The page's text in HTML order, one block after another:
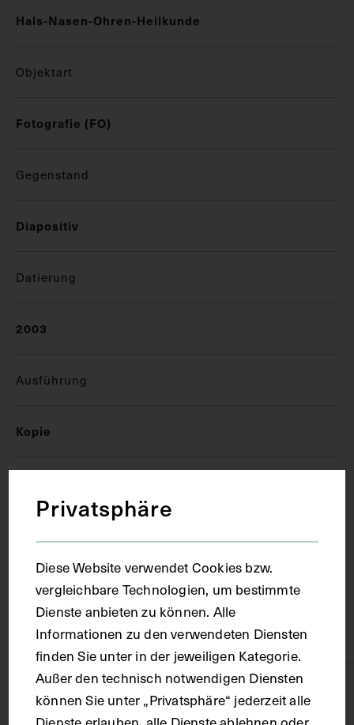
Hals-Nasen-Ohren-Heilkunde
Objektart
Fotografie (FO)
Gegenstand
Diapositiv
Datierung
2003
Ausführung
Kopie
Material
Polyester/Zellulose
Technik
Privatsphäre
Diese Website verwendet Cookies bzw.
vergleichbare Technologien, um bestimmte
Dienste anbieten zu können. Alle
Informationen zu den verwendeten Diensten
finden Sie unter in der jeweiligen Kategorie.
Außer den technisch notwendigen Diensten
können Sie unter „Privatsphäre“ jederzeit alle